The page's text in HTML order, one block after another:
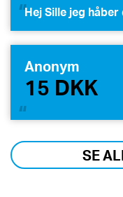
Hej Sille jeg
Anonym
15 DKK
SE